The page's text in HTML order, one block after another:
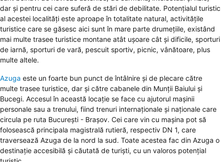
dar și pentru cei care suferă de stări de debilitate. Potențialul turistic
al acestei localități este aproape în totalitate natural, activitățile
turistice care se găsesc aici sunt în mare parte drumețiile, existând
mai multe trasee turistice montane atât ușoare cât și dificile, sporturi
de iarnă, sporturi de vară, pescuit sportiv, picnic, vânătoare, plus
multe altele.
Azuga este un foarte bun punct de întâlnire și de plecare către
multe trasee turistice, dar și către cabanele din Munții Baiului și
Bucegi. Accesul în această locație se face cu ajutorul mașinii
personale sau a trenului, fiind trenuri internaționale și naționale care
circula pe ruta București - Brașov. Cei care vin cu mașina pot să
folosească principala magistrală rutieră, respectiv DN 1, care
traversează Azuga de la nord la sud. Toate acestea fac din Azuga o
destinație accesibilă și căutată de turiști, cu un valoros potențial